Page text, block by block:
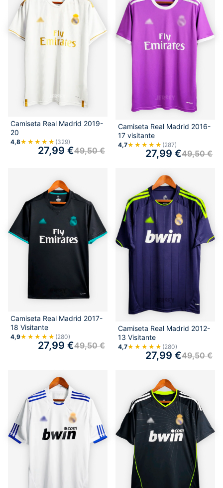
Camiseta Real Madrid 2019-
20
4,8★★★★★ (329)
49,50€
27,99 €
Camiseta Real Madrid 2016-
17 visitante
4,7★★★★★ (287)
49,50€
27,99 €
Camiseta Real Madrid 2017-
18 Visitante
4,9★★★★★ (280)
49,50€
27,99 €
Camiseta Real Madrid 2012-
13 Visitante
4,7★★★★★ (280)
49,50€
27,99 €